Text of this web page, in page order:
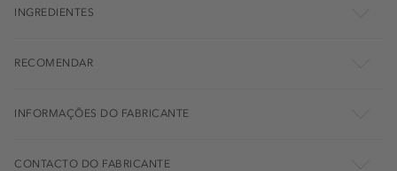
INGREDIENTES
RECOMENDAR
INFORMAÇÕES DO FABRICANTE
CONTACTO DO FABRICANTE